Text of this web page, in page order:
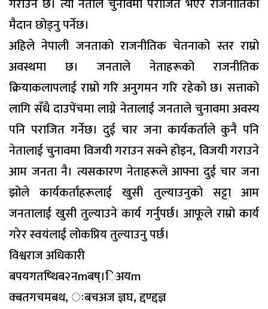
गराउने छ। त्यो नेताले चुनावमा पराजित भएर राजनीतिको
मैदान छोड्नु पर्नेछ।
अहिले नेपाली जनताको राजनीतिक चेतनाको स्तर राम्रो
अवस्थमा छ। जनताले नेताहरूको राजनीतिक
क्रियाकलापलाई राम्रो गरि अनुगमन गरि रहेको छ। सत्ताको
लागि सँधै दाउपेंचमा लाग्ने नेतालाई जनताले चुनावमा अवस्य
पनि पराजित गर्नेछ। दुई चार जना कार्यकर्ताले कुनै पनि
नेतालाई चुनावमा विजयी गराउन सक्ने होइन, विजयी गराउने
आम जनता नै। त्यसकारण नेताहरूले आफ्ना दुई चार जना
झोले कार्यकर्ताहरूलाई खुसी तुल्याउनुको सट्टा आम
जनतालाई खुसी तुल्याउने कार्य गर्नुपर्छ। आफूले राम्रो कार्य
गरेर स्वयंलाई लोकप्रिय तुल्याउनु पर्छ।
विश्वराज अधिकारी
बपयगतष्थिब२नmबष्।िअयm
क्बतगचमबथ, ःबचअज ज्ञघ, द्दण्द्दज्ञ